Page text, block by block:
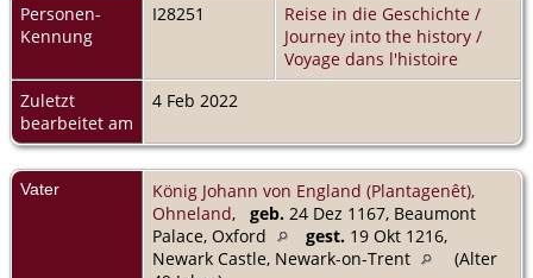
Personen-
Kennung
I28251
Reise in die Geschichte /
Journey into the history /
Voyage dans l'histoire
Zuletzt
bearbeitet am
4 Feb 2022
Vater
König Johann von England (Plantagenêt),
Ohneland, geb. 24 Dez 1167, Beaumont
Palace, Oxford
gest. 19 Okt 1216,
Newark Castle, Newark-on-Trent
(Alter